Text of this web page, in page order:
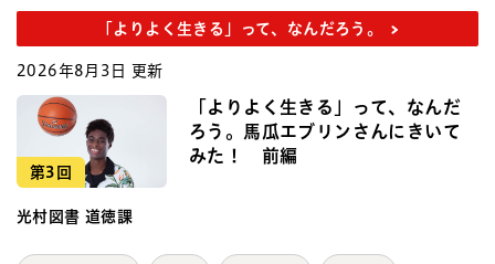
「よりよく生きる」って、なんだろう。
2026年8月3日 更新
第3回
「よりよく生きる」って、なんだ
ろう。馬瓜エブリンさんにきいて
みた！ 前編
光村図書 道徳課